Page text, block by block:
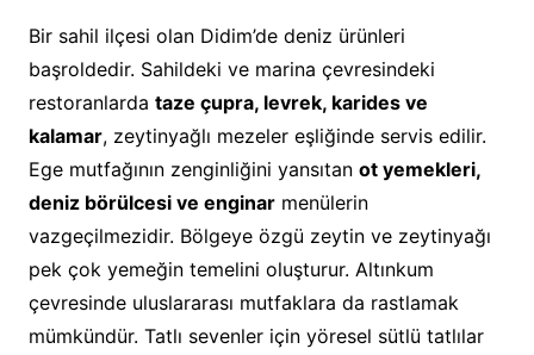
Bir sahil ilçesi olan Didim’de deniz ürünleri
başroldedir. Sahildeki ve marina çevresindeki
restoranlarda taze çupra, levrek, karides ve
kalamar, zeytinyağlı mezeler eşliğinde servis edilir.
Ege mutfağının zenginliğini yansıtan ot yemekleri,
deniz börülcesi ve enginarmenülerin
vazgeçilmezidir. Bölgeye özgü zeytin ve zeytinyağı
pek çok yemeğin temelini oluşturur. Altınkum
çevresinde uluslararası mutfaklara da rastlamak
mümkündür. Tatlı sevenler için yöresel sütlü tatlılar